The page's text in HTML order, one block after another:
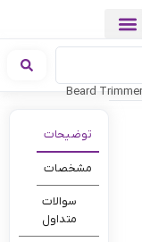
توضیحات
مشخصات
سوالات
متداول